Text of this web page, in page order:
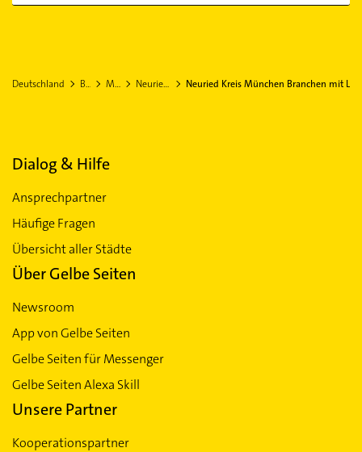
Deutschland Bayern München Neuried Kreis München Neuried Kreis München Branchen mit L
Dialog & Hilfe
Ansprechpartner
Häufige Fragen
Übersicht aller Städte
Über Gelbe Seiten
Newsroom
App von Gelbe Seiten
Gelbe Seiten für Messenger
Gelbe Seiten Alexa Skill
Unsere Partner
Kooperationspartner